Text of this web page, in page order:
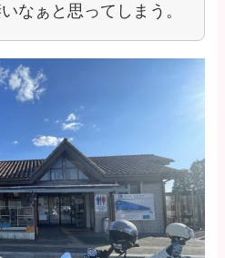
なぁと思ってしまう。